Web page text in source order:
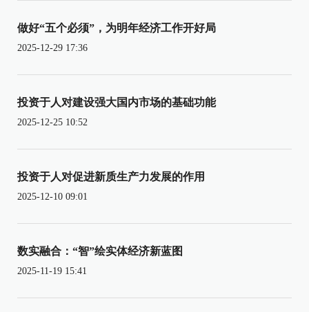
做好“五个必须”，为明年经济工作开好局
2025-12-29 17:36
投资于人对建设强大国内市场的基础功能
2025-12-25 10:52
投资于人对促进新质生产力发展的作用
2025-12-10 09:01
数实融合：“智”绘实体经济新蓝图
2025-11-19 15:41